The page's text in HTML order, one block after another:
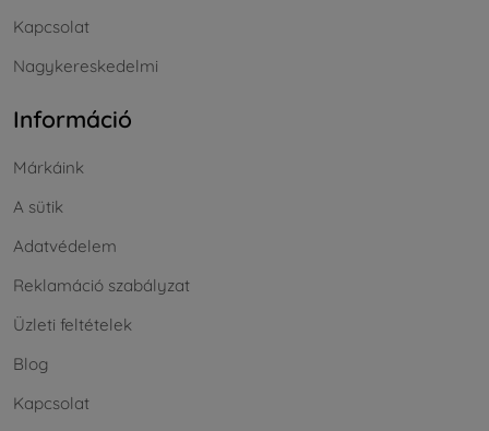
Kapcsolat
Nagykereskedelmi
Információ
Márkáink
A sütik
Adatvédelem
Reklamáció szabályzat
Üzleti feltételek
Blog
Kapcsolat